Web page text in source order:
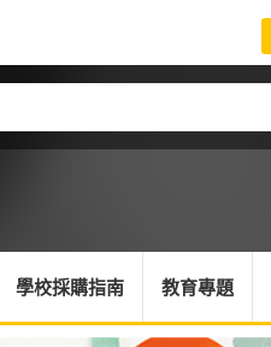
學校採購指南 教育專題